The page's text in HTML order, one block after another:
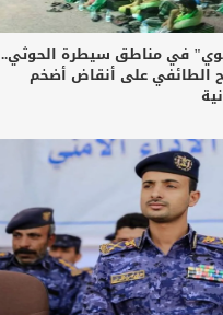
في مناطق سيطرة الحوثي..
الطائفي على أنقاض أضخم